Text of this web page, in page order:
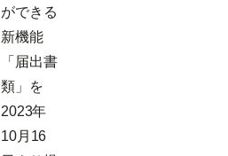
ができる
新機能
「届出書
類」を
2023年
10月16